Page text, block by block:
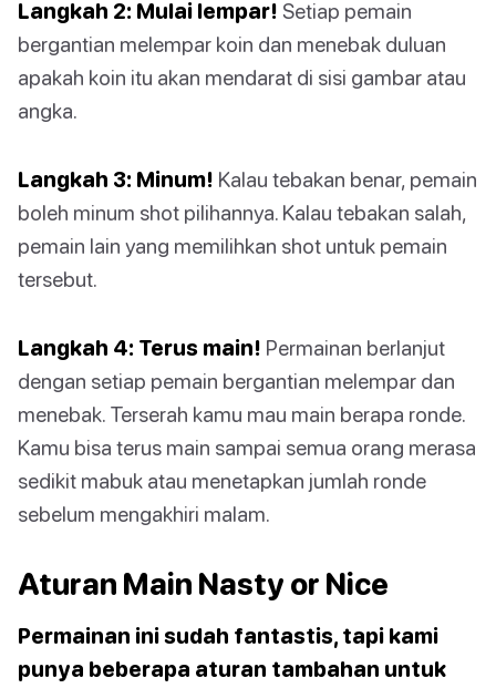
Langkah 2: Mulai lempar! Setiap pemain
bergantian melempar koin dan menebak duluan
apakah koin itu akan mendarat di sisi gambar atau
angka.
Langkah 3: Minum! Kalau tebakan benar, pemain
boleh minum shot pilihannya. Kalau tebakan salah,
pemain lain yang memilihkan shot untuk pemain
tersebut.
Langkah 4: Terus main! Permainan berlanjut
dengan setiap pemain bergantian melempar dan
menebak. Terserah kamu mau main berapa ronde.
Kamu bisa terus main sampai semua orang merasa
sedikit mabuk atau menetapkan jumlah ronde
sebelum mengakhiri malam.
Aturan Main Nasty or Nice
Permainan ini sudah fantastis, tapi kami
punya beberapa aturan tambahan untuk